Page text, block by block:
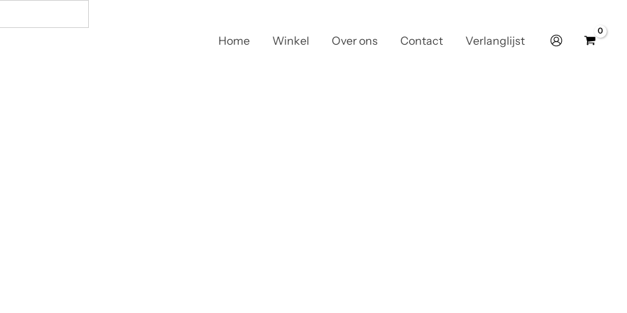
Home Winkel Over ons Contact Verlanglijst